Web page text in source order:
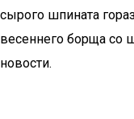
сырого шпината
весеннего борща со
новости.